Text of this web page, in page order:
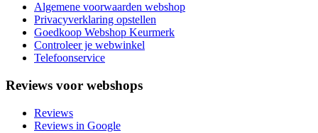
Algemene voorwaarden webshop
Privacyverklaring opstellen
Goedkoop Webshop Keurmerk
Controleer je webwinkel
Telefoonservice
Reviews voor webshops
Reviews
Reviews in Google